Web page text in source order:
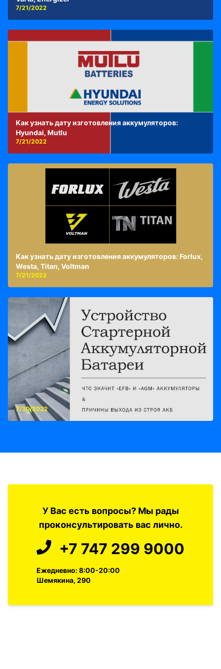
7/21/2022
Как узнать дату изготовления аккумуляторов:
Hyundai, Mutlu
7/21/2022
Как узнать дату изготовления аккумуляторов: Forlux,
Westa, Titan, Voltman
7/21/2022
7/30/2022
У Вас есть вопросы? Мы рады
проконсультировать вас лично.
+7 747 299 9000
Ежедневно: 8:00-20:00
Шемякина, 290